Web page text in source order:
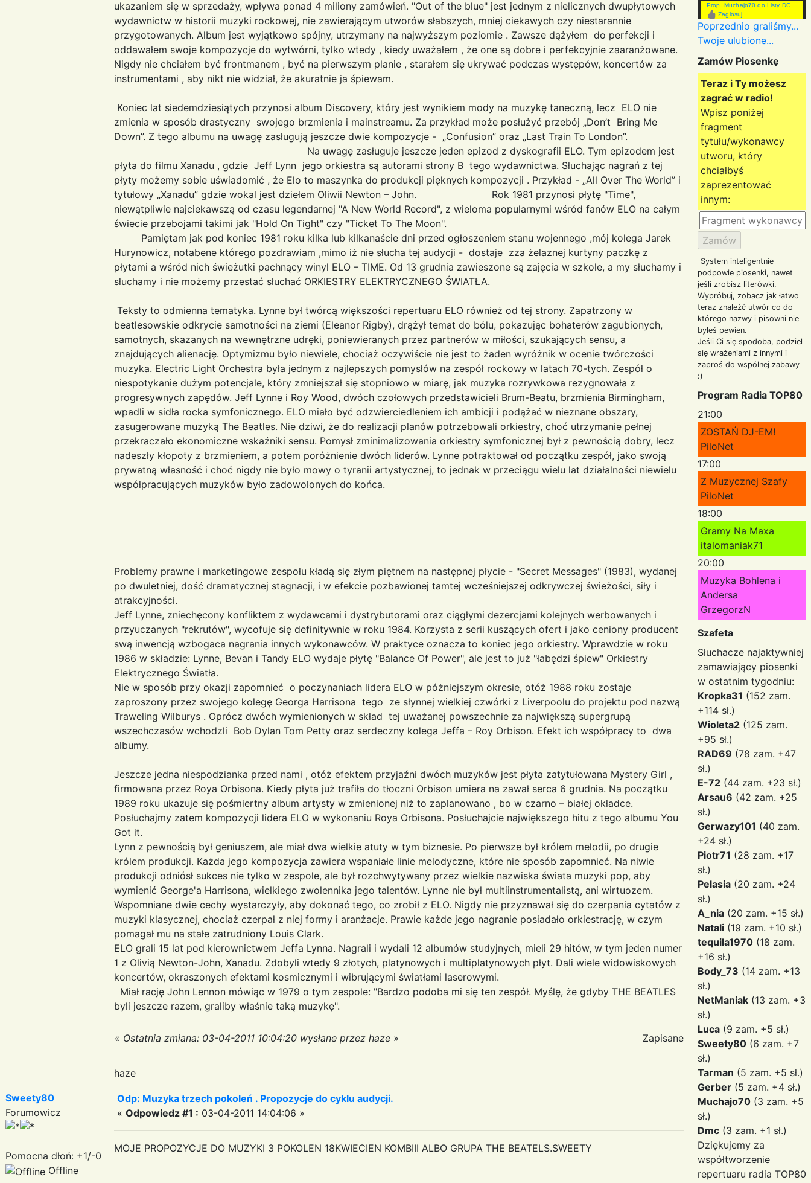
ukazaniem się w sprzedaży, wpływa ponad 4 miliony zamówień. "Out of the blue" jest jednym z nielicznych dwupłytowych
wydawnictw w historii muzyki rockowej, nie zawierającym utworów słabszych, mniej ciekawych czy niestarannie
przygotowanych. Album jest wyjątkowo spójny, utrzymany na najwyższym poziomie . Zawsze dążyłem do perfekcji i
oddawałem swoje kompozycje do wytwórni, tylko wtedy , kiedy uważałem , że one są dobre i perfekcyjnie zaaranżowane.
Nigdy nie chciałem być frontmanem , być na pierwszym planie , starałem się ukrywać podczas występów, koncertów za
instrumentami , aby nikt nie widział, że akuratnie ja śpiewam.
Koniec lat siedemdziesiątych przynosi album Discovery, który jest wynikiem mody na muzykę taneczną, lecz ELO nie
zmienia w sposób drastyczny swojego brzmienia i mainstreamu. Za przykład może posłużyć przebój „Don’t Bring Me
Down”. Z tego albumu na uwagę zasługują jeszcze dwie kompozycje - „Confusion” oraz „Last Train To London”.
Na uwagę zasługuje jeszcze jeden epizod z dyskografii ELO. Tym epizodem jest
płyta do filmu Xanadu , gdzie Jeff Lynn jego orkiestra są autorami strony B tego wydawnictwa. Słuchając nagrań z tej
płyty możemy sobie uświadomić , że Elo to maszynka do produkcji pięknych kompozycji . Przykład - „All Over The World” i
tytułowy „Xanadu” gdzie wokal jest dziełem Oliwii Newton – John. Rok 1981 przynosi płytę "Time",
niewątpliwie najciekawszą od czasu legendarnej "A New World Record", z wieloma popularnymi wśród fanów ELO na całym
świecie przebojami takimi jak "Hold On Tight" czy "Ticket To The Moon".
Pamiętam jak pod koniec 1981 roku kilka lub kilkanaście dni przed ogłoszeniem stanu wojennego ,mój kolega Jarek
Hurynowicz, notabene którego pozdrawiam ,mimo iż nie słucha tej audycji - dostaje zza żelaznej kurtyny paczkę z
płytami a wśród nich świeżutki pachnący winyl ELO – TIME. Od 13 grudnia zawieszone są zajęcia w szkole, a my słuchamy i
słuchamy i nie możemy przestać słuchać ORKIESTRY ELEKTRYCZNEGO ŚWIATŁA.
Teksty to odmienna tematyka. Lynne był twórcą większości repertuaru ELO również od tej strony. Zapatrzony w
beatlesowskie odkrycie samotności na ziemi (Eleanor Rigby), drążył temat do bólu, pokazując bohaterów zagubionych,
samotnych, skazanych na wewnętrzne udręki, poniewieranych przez partnerów w miłości, szukających sensu, a
znajdujących alienację. Optymizmu było niewiele, chociaż oczywiście nie jest to żaden wyróżnik w ocenie twórczości
muzyka. Electric Light Orchestra była jednym z najlepszych pomysłów na zespół rockowy w latach 70-tych. Zespół o
niespotykanie dużym potencjale, który zmniejszał się stopniowo w miarę, jak muzyka rozrywkowa rezygnowała z
progresywnych zapędów. Jeff Lynne i Roy Wood, dwóch czołowych przedstawicieli Brum-Beatu, brzmienia Birmingham,
wpadli w sidła rocka symfonicznego. ELO miało być odzwierciedleniem ich ambicji i podążać w nieznane obszary,
zasugerowane muzyką The Beatles. Nie dziwi, że do realizacji planów potrzebowali orkiestry, choć utrzymanie pełnej
przekraczało ekonomiczne wskaźniki sensu. Pomysł zminimalizowania orkiestry symfonicznej był z pewnością dobry, lecz
nadeszły kłopoty z brzmieniem, a potem poróżnienie dwóch liderów. Lynne potraktował od początku zespół, jako swoją
prywatną własność i choć nigdy nie było mowy o tyranii artystycznej, to jednak w przeciągu wielu lat działalności niewielu
współpracujących muzyków było zadowolonych do końca.
Problemy prawne i marketingowe zespołu kładą się złym piętnem na następnej płycie - "Secret Messages" (1983), wydanej
po dwuletniej, dość dramatycznej stagnacji, i w efekcie pozbawionej tamtej wcześniejszej odkrywczej świeżości, siły i
atrakcyjności.
Jeff Lynne, zniechęcony konfliktem z wydawcami i dystrybutorami oraz ciągłymi dezercjami kolejnych werbowanych i
przyuczanych "rekrutów", wycofuje się definitywnie w roku 1984. Korzysta z serii kuszących ofert i jako ceniony producent
swą inwencją wzbogaca nagrania innych wykonawców. W praktyce oznacza to koniec jego orkiestry. Wprawdzie w roku
1986 w składzie: Lynne, Bevan i Tandy ELO wydaje płytę "Balance Of Power", ale jest to już "łabędzi śpiew" Orkiestry
Elektrycznego Światła.
Nie w sposób przy okazji zapomnieć o poczynaniach lidera ELO w póżniejszym okresie, otóż 1988 roku zostaje
zaproszony przez swojego kolegę Georga Harrisona tego ze słynnej wielkiej czwórki z Liverpoolu do projektu pod nazwą
Traweling Wilburys . Oprócz dwóch wymienionych w skład tej uważanej powszechnie za największą supergrupą
wszechczasów wchodzli Bob Dylan Tom Petty oraz serdeczny kolega Jeffa – Roy Orbison. Efekt ich współpracy to dwa
albumy.
Jeszcze jedna niespodzianka przed nami , otóż efektem przyjaźni dwóch muzyków jest płyta zatytułowana Mystery Girl ,
firmowana przez Roya Orbisona. Kiedy płyta już trafiła do tłoczni Orbison umiera na zawał serca 6 grudnia. Na początku
1989 roku ukazuje się pośmiertny album artysty w zmienionej niż to zaplanowano , bo w czarno – białej okładce.
Posłuchajmy zatem kompozycji lidera ELO w wykonaniu Roya Orbisona. Posłuchajcie największego hitu z tego albumu You
Got it.
Lynn z pewnością był geniuszem, ale miał dwa wielkie atuty w tym biznesie. Po pierwsze był królem melodii, po drugie
królem produkcji. Każda jego kompozycja zawiera wspaniałe linie melodyczne, które nie sposób zapomnieć. Na niwie
produkcji odniósł sukces nie tylko w zespole, ale był rozchwytywany przez wielkie nazwiska świata muzyki pop, aby
wymienić George'a Harrisona, wielkiego zwolennika jego talentów. Lynne nie był multiinstrumentalistą, ani wirtuozem.
Wspomniane dwie cechy wystarczyły, aby dokonać tego, co zrobił z ELO. Nigdy nie przyznawał się do czerpania cytatów z
muzyki klasycznej, chociaż czerpał z niej formy i aranżacje. Prawie każde jego nagranie posiadało orkiestrację, w czym
pomagał mu na stałe zatrudniony Louis Clark.
ELO grali 15 lat pod kierownictwem Jeffa Lynna. Nagrali i wydali 12 albumów studyjnych, mieli 29 hitów, w tym jeden numer
1 z Olivią Newton-John, Xanadu. Zdobyli wtedy 9 złotych, platynowych i multiplatynowych płyt. Dali wiele widowiskowych
koncertów, okraszonych efektami kosmicznymi i wibrującymi światłami laserowymi.
Miał rację John Lennon mówiąc w 1979 o tym zespole: "Bardzo podoba mi się ten zespół. Myślę, że gdyby THE BEATLES
byli jeszcze razem, graliby właśnie taką muzykę".
« Ostatnia zmiana: 03-04-2011 10:04:20 wysłane przez haze » Zapisane
haze
Sweety80
Forumowicz
Pomocna dłoń: +1/-0
Offline
Odp: Muzyka trzech pokoleń . Propozycje do cyklu audycji.
« Odpowiedz #1 : 03-04-2011 14:04:06 »
MOJE PROPOZYCJE DO MUZYKI 3 POKOLEN 18KWIECIEN KOMBIII ALBO GRUPA THE BEATELS.SWEETY
Prop. Muchajo70 do Listy DC
Zagłosuj
Poprzednio graliśmy...
Twoje ulubione...
Zamów Piosenkę
Teraz i Ty możesz
zagrać w radio!
Wpisz poniżej
fragment
tytułu/wykonawcy
utworu, który
chciałbyś
zaprezentować
innym:
System inteligentnie
podpowie piosenki, nawet
jeśli zrobisz literówki.
Wypróbuj, zobacz jak łatwo
teraz znaleźć utwór co do
którego nazwy i pisowni nie
byłeś pewien.
Jeśli Ci się spodoba, podziel
się wrażeniami z innymi i
zaproś do wspólnej zabawy
:)
Program Radia TOP80
21:00
ZOSTAŃ DJ-EM!
PiloNet
17:00
Z Muzycznej Szafy
PiloNet
18:00
Gramy Na Maxa
italomaniak71
20:00
Muzyka Bohlena i
Andersa
GrzegorzN
Szafeta
Słuchacze najaktywniej
zamawiający piosenki
w ostatnim tygodniu:
Kropka31 (152 zam.
+114 sł.)
Wioleta2 (125 zam.
+95 sł.)
RAD69 (78 zam. +47
sł.)
E-72 (44 zam. +23 sł.)
Arsau6 (42 zam. +25
sł.)
Gerwazy101 (40 zam.
+24 sł.)
Piotr71 (28 zam. +17
sł.)
Pelasia (20 zam. +24
sł.)
A_nia (20 zam. +15 sł.)
Natali (19 zam. +10 sł.)
tequila1970 (18 zam.
+16 sł.)
Body_73 (14 zam. +13
sł.)
NetManiak (13 zam. +3
sł.)
Luca (9 zam. +5 sł.)
Sweety80 (6 zam. +7
sł.)
Tarman (5 zam. +5 sł.)
Gerber (5 zam. +4 sł.)
Muchajo70 (3 zam. +5
sł.)
Dmc (3 zam. +1 sł.)
Dziękujemy za
współtworzenie
repertuaru radia TOP80